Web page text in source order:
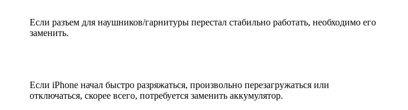
Если разъем для наушников/гарнитуры перестал стабильно работать, необходимо его
заменить.
Если iPhone начал быстро разряжаться, произвольно перезагружаться или
отключаться, скорее всего, потребуется заменить аккумулятор.